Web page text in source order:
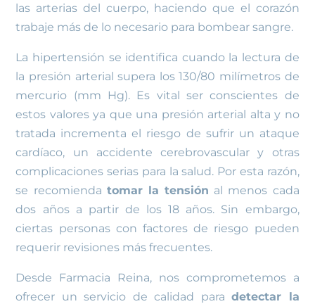
las arterias del cuerpo, haciendo que el corazón
trabaje más de lo necesario para bombear sangre.
La hipertensión se identifica cuando la lectura de
la presión arterial supera los 130/80 milímetros de
mercurio (mm Hg). Es vital ser conscientes de
estos valores ya que una presión arterial alta y no
tratada incrementa el riesgo de sufrir un ataque
cardíaco, un accidente cerebrovascular y otras
complicaciones serias para la salud. Por esta razón,
se recomienda tomar la tensión al menos cada
dos años a partir de los 18 años. Sin embargo,
ciertas personas con factores de riesgo pueden
requerir revisiones más frecuentes.
Desde Farmacia Reina, nos comprometemos a
ofrecer un servicio de calidad paradetectar la